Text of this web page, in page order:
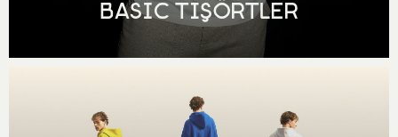
BASIC TİŞÖRTLER